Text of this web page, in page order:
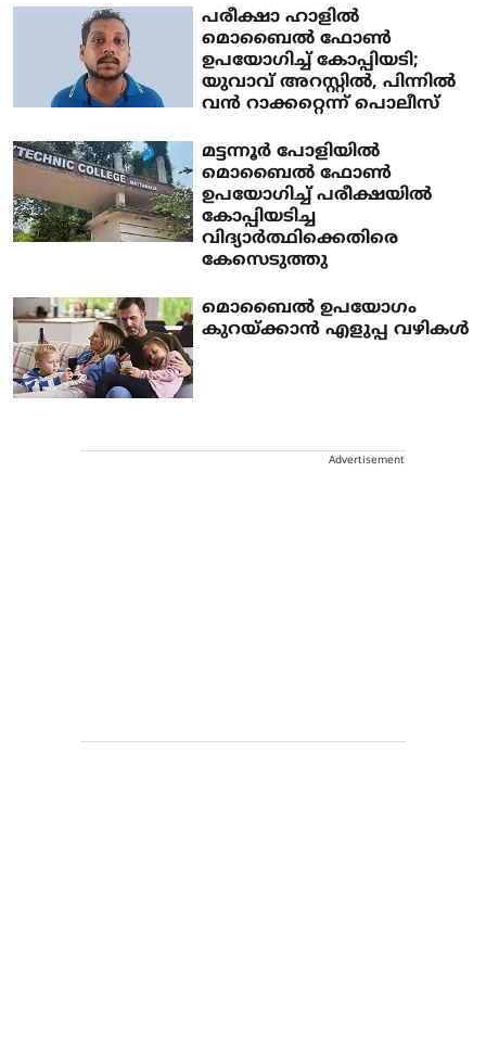
പരീക്ഷാ ഹാളിൽ
മൊബൈൽ ഫോൺ
ഉപയോഗിച്ച് കോപ്പിയടി;
യുവാവ് അറസ്റ്റിൽ, പിന്നിൽ
വൻ റാക്കറ്റെന്ന് പൊലീസ്
മട്ടന്നൂർ പോളിയിൽ
മൊബൈൽ ഫോൺ
ഉപയോഗിച്ച് പരീക്ഷയിൽ
കോപ്പിയടിച്ച
വിദ്യാർത്ഥിക്കെതിരെ
കേസെടുത്തു
മൊബൈൽ ഉപയോഗം
കുറയ്ക്കാൻ എളുപ്പ വഴികൾ
Advertisement